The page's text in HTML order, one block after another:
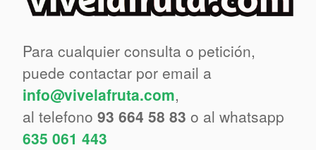
Para cualquier consulta o petición,
puede contactar por email a
info@vivelafruta.com,
al telefono 93 664 58 83 o al whatsapp
635 061 443